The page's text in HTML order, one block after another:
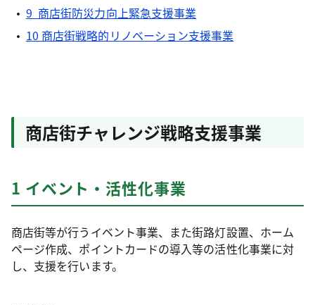
9 商店街防災力向上緊急支援事業
10 商店街戦略的リノベーション支援事業
商店街チャレンジ戦略支援事業
1 イベント・活性化事業
商店街等が行うイベント事業、また街路灯設置、ホーム
ページ作成、ポイントカードの導入等の活性化事業に対
し、支援を行います。